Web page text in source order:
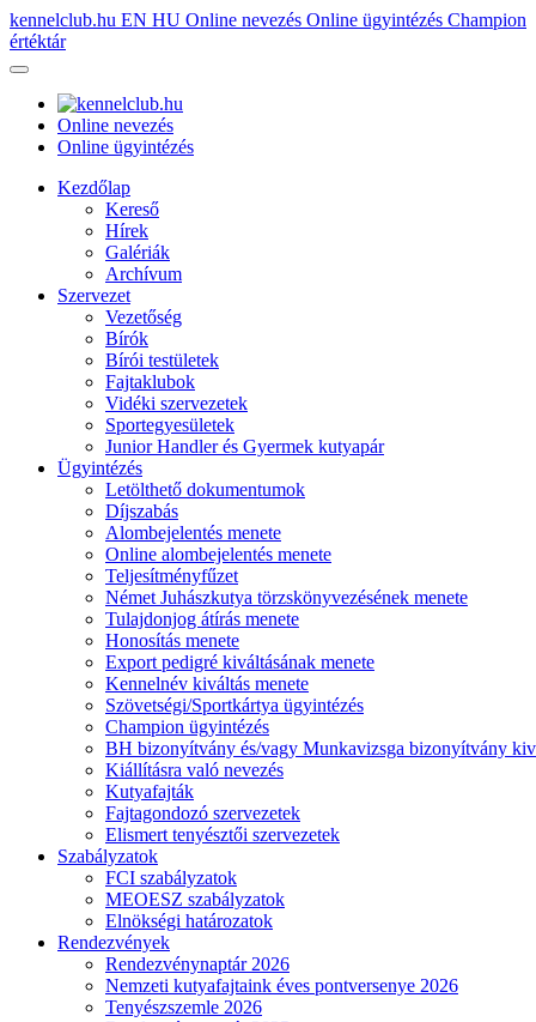
kennelclub.hu EN HU Online nevezés Online ügyintézés Champion
értéktár
Online nevezés
Online ügyintézés
Kezdőlap
Kereső
Hírek
Galériák
Archívum
Szervezet
Vezetőség
Bírók
Bírói testületek
Fajtaklubok
Vidéki szervezetek
Sportegyesületek
Junior Handler és Gyermek kutyapár
Ügyintézés
Letölthető dokumentumok
Díjszabás
Alombejelentés menete
Online alombejelentés menete
Teljesítményfűzet
Német Juhászkutya törzskönyvezésének menete
Tulajdonjog átírás menete
Honosítás menete
Export pedigré kiváltásának menete
Kennelnév kiváltás menete
Szövetségi/Sportkártya ügyintézés
Champion ügyintézés
BH bizonyítvány és/vagy Munkavizsga bizonyítvány
Kiállításra való nevezés
Kutyafajták
Fajtagondozó szervezetek
Elismert tenyésztői szervezetek
Szabályzatok
FCI szabályzatok
MEOESZ szabályzatok
Elnökségi határozatok
Rendezvények
Rendezvénynaptár 2026
Nemzeti kutyafajtaink éves pontversenye 2026
Tenyészszemle 2026